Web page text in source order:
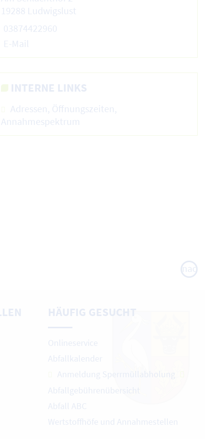
19288 Ludwigslust
03874422960
E-Mail
INTERNE LINKS
Adressen, Öffnungszeiten,
Annahmespektrum
nach
oben
HÄUFIG GESUCHT
Onlineservice
Abfallkalender
Anmeldung Sperrmüllabholung
Abfallgebührenübersicht
Abfall ABC
Wertstoffhöfe und Annahmestellen